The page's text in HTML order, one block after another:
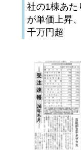
社の1棟あた
が単価上昇
千万円超